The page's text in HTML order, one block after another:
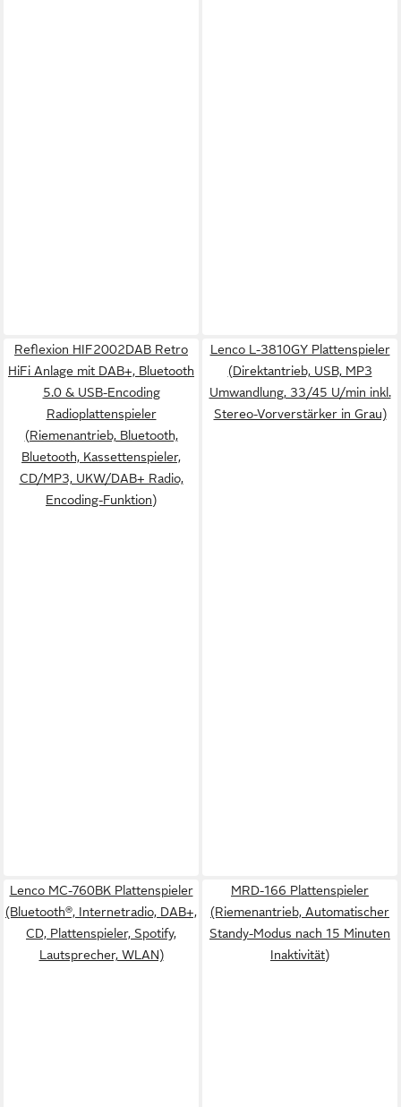
Reflexion HIF2002DAB Retro
HiFi Anlage mit DAB+, Bluetooth
5.0 & USB-Encoding
Radioplattenspieler
(Riemenantrieb, Bluetooth,
Bluetooth, Kassettenspieler,
CD/MP3, UKW/DAB+ Radio,
Encoding-Funktion)
Lenco L-3810GY Plattenspieler
(Direktantrieb, USB, MP3
Umwandlung, 33/45 U/min inkl.
Stereo-Vorverstärker in Grau)
Lenco MC-760BK Plattenspieler
(Bluetooth®, Internetradio, DAB+,
CD, Plattenspieler, Spotify,
Lautsprecher, WLAN)
MRD-166 Plattenspieler
(Riemenantrieb, Automatischer
Standy-Modus nach 15 Minuten
Inaktivität)